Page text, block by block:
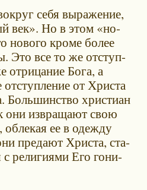
се­бя вы­ра­же­ние,
век». Но в этом «но­
но­во­го кро­ме бо­лее
Это все то же от­ступ­
от­ри­ца­ние Бо­га, а
от Хри­ста
Боль­шин­ство хри­сти­ан
они из­вра­ща­ют свою
ее в одеж­ду
пре­да­ют Хри­ста, ста­
с ре­ли­ги­я­ми Его го­ни­